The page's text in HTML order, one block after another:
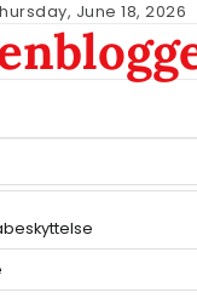
June 18, 2026